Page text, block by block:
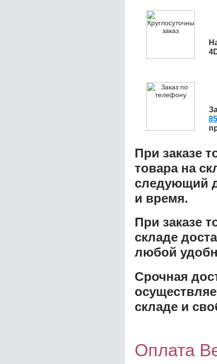
При заказе
товара на
следующий
и время.
При заказе
складе
любой
Срочная
складе и
Оплата